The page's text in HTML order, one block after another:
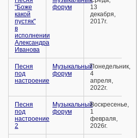
"Боже
какой
пустяк"
в
исполнении
Александра
Иванова
форум
13
декабря,
2017г.
Песня
под
настроение
Музыкальный
форум
Понедельник,
4
апреля,
2022г.
Песня
под
настроение
2
Музыкальный
форум
Воскресенье,
1
февраля,
2026г.